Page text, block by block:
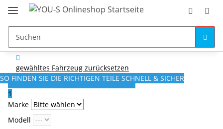
gewähltes Fahrzeug zurücksetzen
SO FINDEN SIE DIE RICHTIGEN TEILE SCHNELL & SICHER
1
Marke
Modell